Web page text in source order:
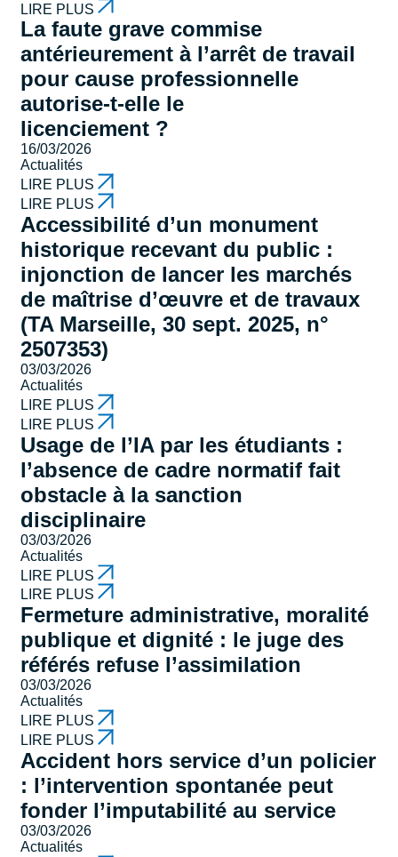
LIRE PLUS
La faute grave commise
antérieurement à l’arrêt de travail
pour cause professionnelle
autorise-t-elle le
licenciement ?
16/03/2026
Actualités
LIRE PLUS
LIRE PLUS
Accessibilité d’un monument
historique recevant du public :
injonction de lancer les marchés
de maîtrise d’œuvre et de travaux
(TA Marseille, 30 sept. 2025, n°
2507353)
03/03/2026
Actualités
LIRE PLUS
LIRE PLUS
Usage de l’IA par les étudiants :
l’absence de cadre normatif fait
obstacle à la sanction
disciplinaire
03/03/2026
Actualités
LIRE PLUS
LIRE PLUS
Fermeture administrative, moralité
publique et dignité : le juge des
référés refuse l’assimilation
03/03/2026
Actualités
LIRE PLUS
LIRE PLUS
Accident hors service d’un policier
: l’intervention spontanée peut
fonder l’imputabilité au service
03/03/2026
Actualités